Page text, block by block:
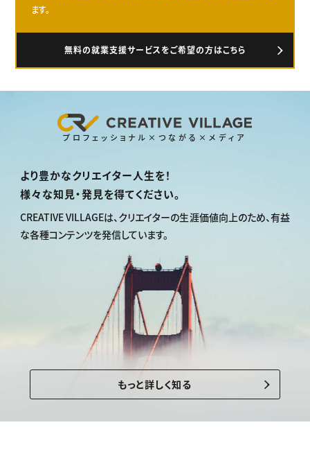
ます。
無料の就業支援サービスをご希望の方はこちら
プロフェッショナル×つながる×メディア
より豊かなクリエイター人生を！
様々な知見・発見を得てください。
CREATIVE VILLAGEは、 クリエイターの生涯価値向上のため、有益
な各種コンテンツを発信しています。
もっと詳しく知る